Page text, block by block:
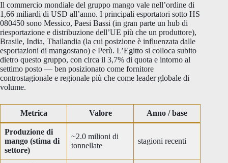
Il commercio mondiale del gruppo mango vale nell’ordine di
1,66 miliardi di USD all’anno. I principali esportatori sotto HS
080450 sono Messico, Paesi Bassi (in gran parte un hub di
riesportazione e distribuzione dell’UE più che un produttore),
Brasile, India, Thailandia (la cui posizione è influenzata dalle
esportazioni di mangostano) e Perù. L’Egitto si colloca subito
dietro questo gruppo, con circa il 3,7% di quota e intorno al
settimo posto — ben posizionato come fornitore
controstagionale e regionale più che come leader globale di
volume.
Metrica Valore Anno / base
Produzione di
mango (stima di
settore)
~2.0 milioni di
tonnellate
stagioni recenti